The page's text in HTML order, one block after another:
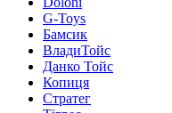
G-Toys
Бамсик
ВладиТойс
Данко Тойс
Копиця
Стратег